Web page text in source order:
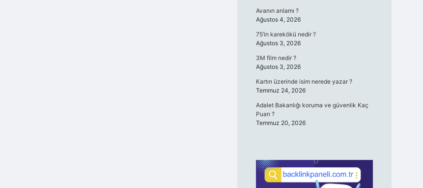
Avanın anlamı ?
Ağustos 4, 2026
75’in karekökü nedir ?
Ağustos 3, 2026
3M film nedir ?
Ağustos 3, 2026
Kartın üzerinde isim nerede yazar ?
Temmuz 24, 2026
Adalet Bakanlığı koruma ve güvenlik Kaç
Puan ?
Temmuz 20, 2026